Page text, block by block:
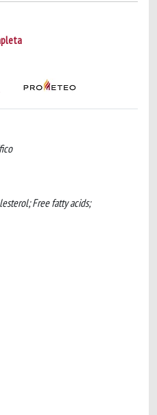
Free fatty acids;